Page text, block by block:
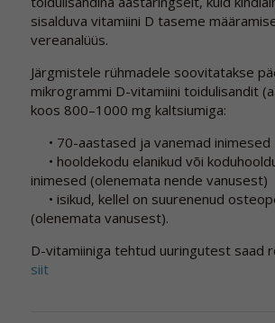
sisalduva vitamiini D taseme
vereanalüüs.
Järgmistele rühmadele soovitatakse
mikrogrammi D-vitamiini toidulisandit
koos 800–1000 mg kaltsiumiga:
• 70-aastased ja vanemad inimesed
• hooldekodu elanikud või
inimesed (olenemata nende vanusest)
• isikud, kellel on suurenenud
(olenemata vanusest).
D-vitamiiniga tehtud uuringutest saad
siit